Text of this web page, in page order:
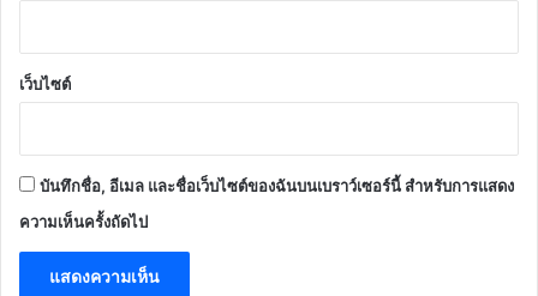
เว็บไซต์
บันทึกชื่อ, อีเมล และชื่อเว็บไซต์ของฉันบนเบราว์เซอร์นี้ สำหรับการแสดง
ความเห็นครั้งถัดไป